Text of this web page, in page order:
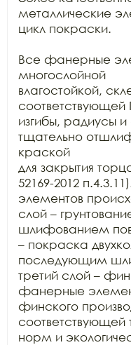
металлические
цикл покраски.
Все фанерные
многослойной
влагостойкой,
изгибы, радиусы
тщательно
краской
для закрытия
52169-2012
элементов
слой –
шлифованием
– покраска
последующим
третий слой –
фанерные
финского
норм и